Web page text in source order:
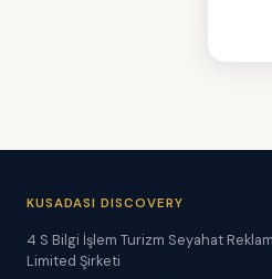
KUSADASI DISCOVERY
4 S Bilgi İşlem Turizm Seyahat
Limited Şirketi